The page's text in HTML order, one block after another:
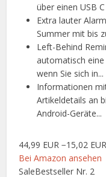
über einen USB
Extra lauter
Summer mit bis
Left-Behind
automatisch
wenn Sie sich in...
Informationen
Artikeldetails an
Android-Geräte...
44,99 EUR −15,02 EUR
Bei Amazon ansehen
SaleBestseller Nr. 2